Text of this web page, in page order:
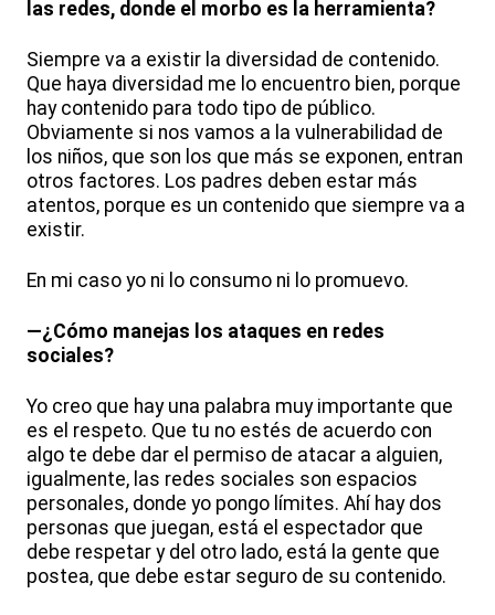
las redes, donde el morbo es la herramienta?
Siempre va a existir la diversidad de contenido.
Que haya diversidad me lo encuentro bien, porque
hay contenido para todo tipo de público.
Obviamente si nos vamos a la vulnerabilidad de
los niños, que son los que más se exponen, entran
otros factores. Los padres deben estar más
atentos, porque es un contenido que siempre va a
existir.
En mi caso yo ni lo consumo ni lo promuevo.
—¿Cómo manejas los ataques en redes
sociales?
Yo creo que hay una palabra muy importante que
es el respeto. Que tu no estés de acuerdo con
algo te debe dar el permiso de atacar a alguien,
igualmente, las redes sociales son espacios
personales, donde yo pongo límites. Ahí hay dos
personas que juegan, está el espectador que
debe respetar y del otro lado, está la gente que
postea, que debe estar seguro de su contenido.